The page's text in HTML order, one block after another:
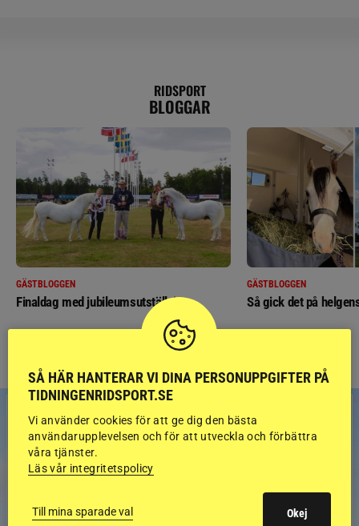
RIDSPORT
BLOGGAR
GÄSTBLOGGEN
Finaldag med jubileumsutställning
GÄSTBLOGGEN
Så gick det på
SÅ HÄR HANTERAR VI DINA PERSONUPPGIFTER PÅ
TIDNINGENRIDSPORT.SE
Vi använder cookies för att ge dig den bästa
användarupplevelsen och för att utveckla och förbättra
våra tjänster.
Läs vår integritetspolicy
Till mina sparade val Okej